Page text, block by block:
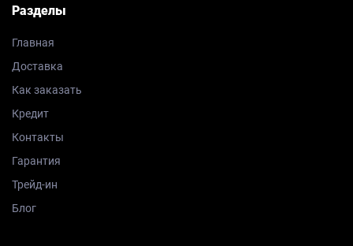
Разделы
Главная
Доставка
Как заказать
Кредит
Контакты
Гарантия
Трейд-ин
Блог